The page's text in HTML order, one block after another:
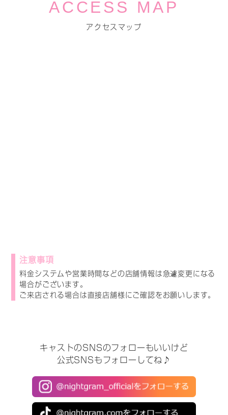
ACCESS MAP
アクセスマップ
注意事項
料金システムや営業時間などの店舗情報は急遽変更になる
場合がございます。
ご来店される場合は直接店舗様にご確認をお願いします。
キャストのSNSのフォローもいいけど
公式SNSもフォローしてね♪